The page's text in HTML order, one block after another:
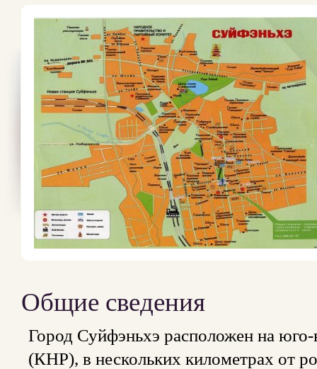
Общие сведения
Город Суйфэньхэ расположен на
(КНР), в нескольких километрах от